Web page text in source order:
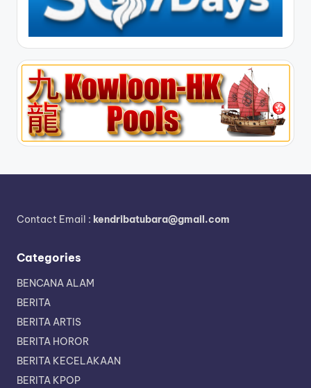
Contact Email : kendribatubara@gmail.com
Categories
BENCANA ALAM
BERITA
BERITA ARTIS
BERITA HOROR
BERITA KECELAKAAN
BERITA KPOP